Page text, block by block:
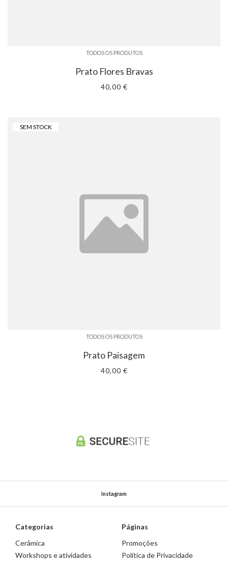
TODOS OS PRODUTOS
Prato Flores Bravas
40,00 €
SEM STOCK
TODOS OS PRODUTOS
Prato Paisagem
40,00 €
Instagram
Categorias
Cerâmica
Workshops e atividades
Páginas
Promoções
Política de Privacidade